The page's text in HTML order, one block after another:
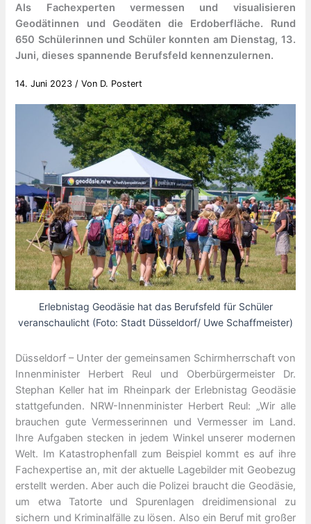
Als Fachexperten vermessen und visualisieren
Geodätinnen und Geodäten die Erdoberfläche. Rund
650 Schülerinnen und Schüler konnten am Dienstag, 13.
Juni, dieses spannende Berufsfeld kennenzulernen.
14. Juni 2023 / Von D. Postert
Erlebnistag Geodäsie hat das Berufsfeld für Schüler
veranschaulicht (Foto: Stadt Düsseldorf/ Uwe Schaffmeister)
Düsseldorf – Unter der gemeinsamen Schirmherrschaft von
Innenminister Herbert Reul und Oberbürgermeister Dr.
Stephan Keller hat im Rheinpark der Erlebnistag Geodäsie
stattgefunden. NRW-Innenminister Herbert Reul: „Wir alle
brauchen gute Vermesserinnen und Vermesser im Land.
Ihre Aufgaben stecken in jedem Winkel unserer modernen
Welt. Im Katastrophenfall zum Beispiel kommt es auf ihre
Fachexpertise an, mit der aktuelle Lagebilder mit Geobezug
erstellt werden. Aber auch die Polizei braucht die Geodäsie,
um etwa Tatorte und Spurenlagen dreidimensional zu
sichern und Kriminalfälle zu lösen. Also ein Beruf mit großer